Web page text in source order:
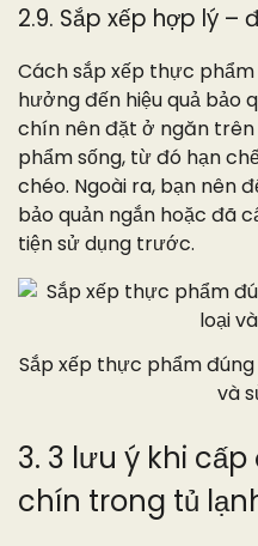
2.9. Sắp xếp hợp lý –
Cách sắp xếp thực
hưởng đến hiệu quả bảo
chín nên đặt ở ngăn
phẩm sống, từ đó hạn
chéo. Ngoài ra, bạn nên
bảo quản ngắn hoặc đã
tiện sử dụng trước.
Sắp xếp thực phẩm
và
3. 3 lưu ý khi
chín trong tủ